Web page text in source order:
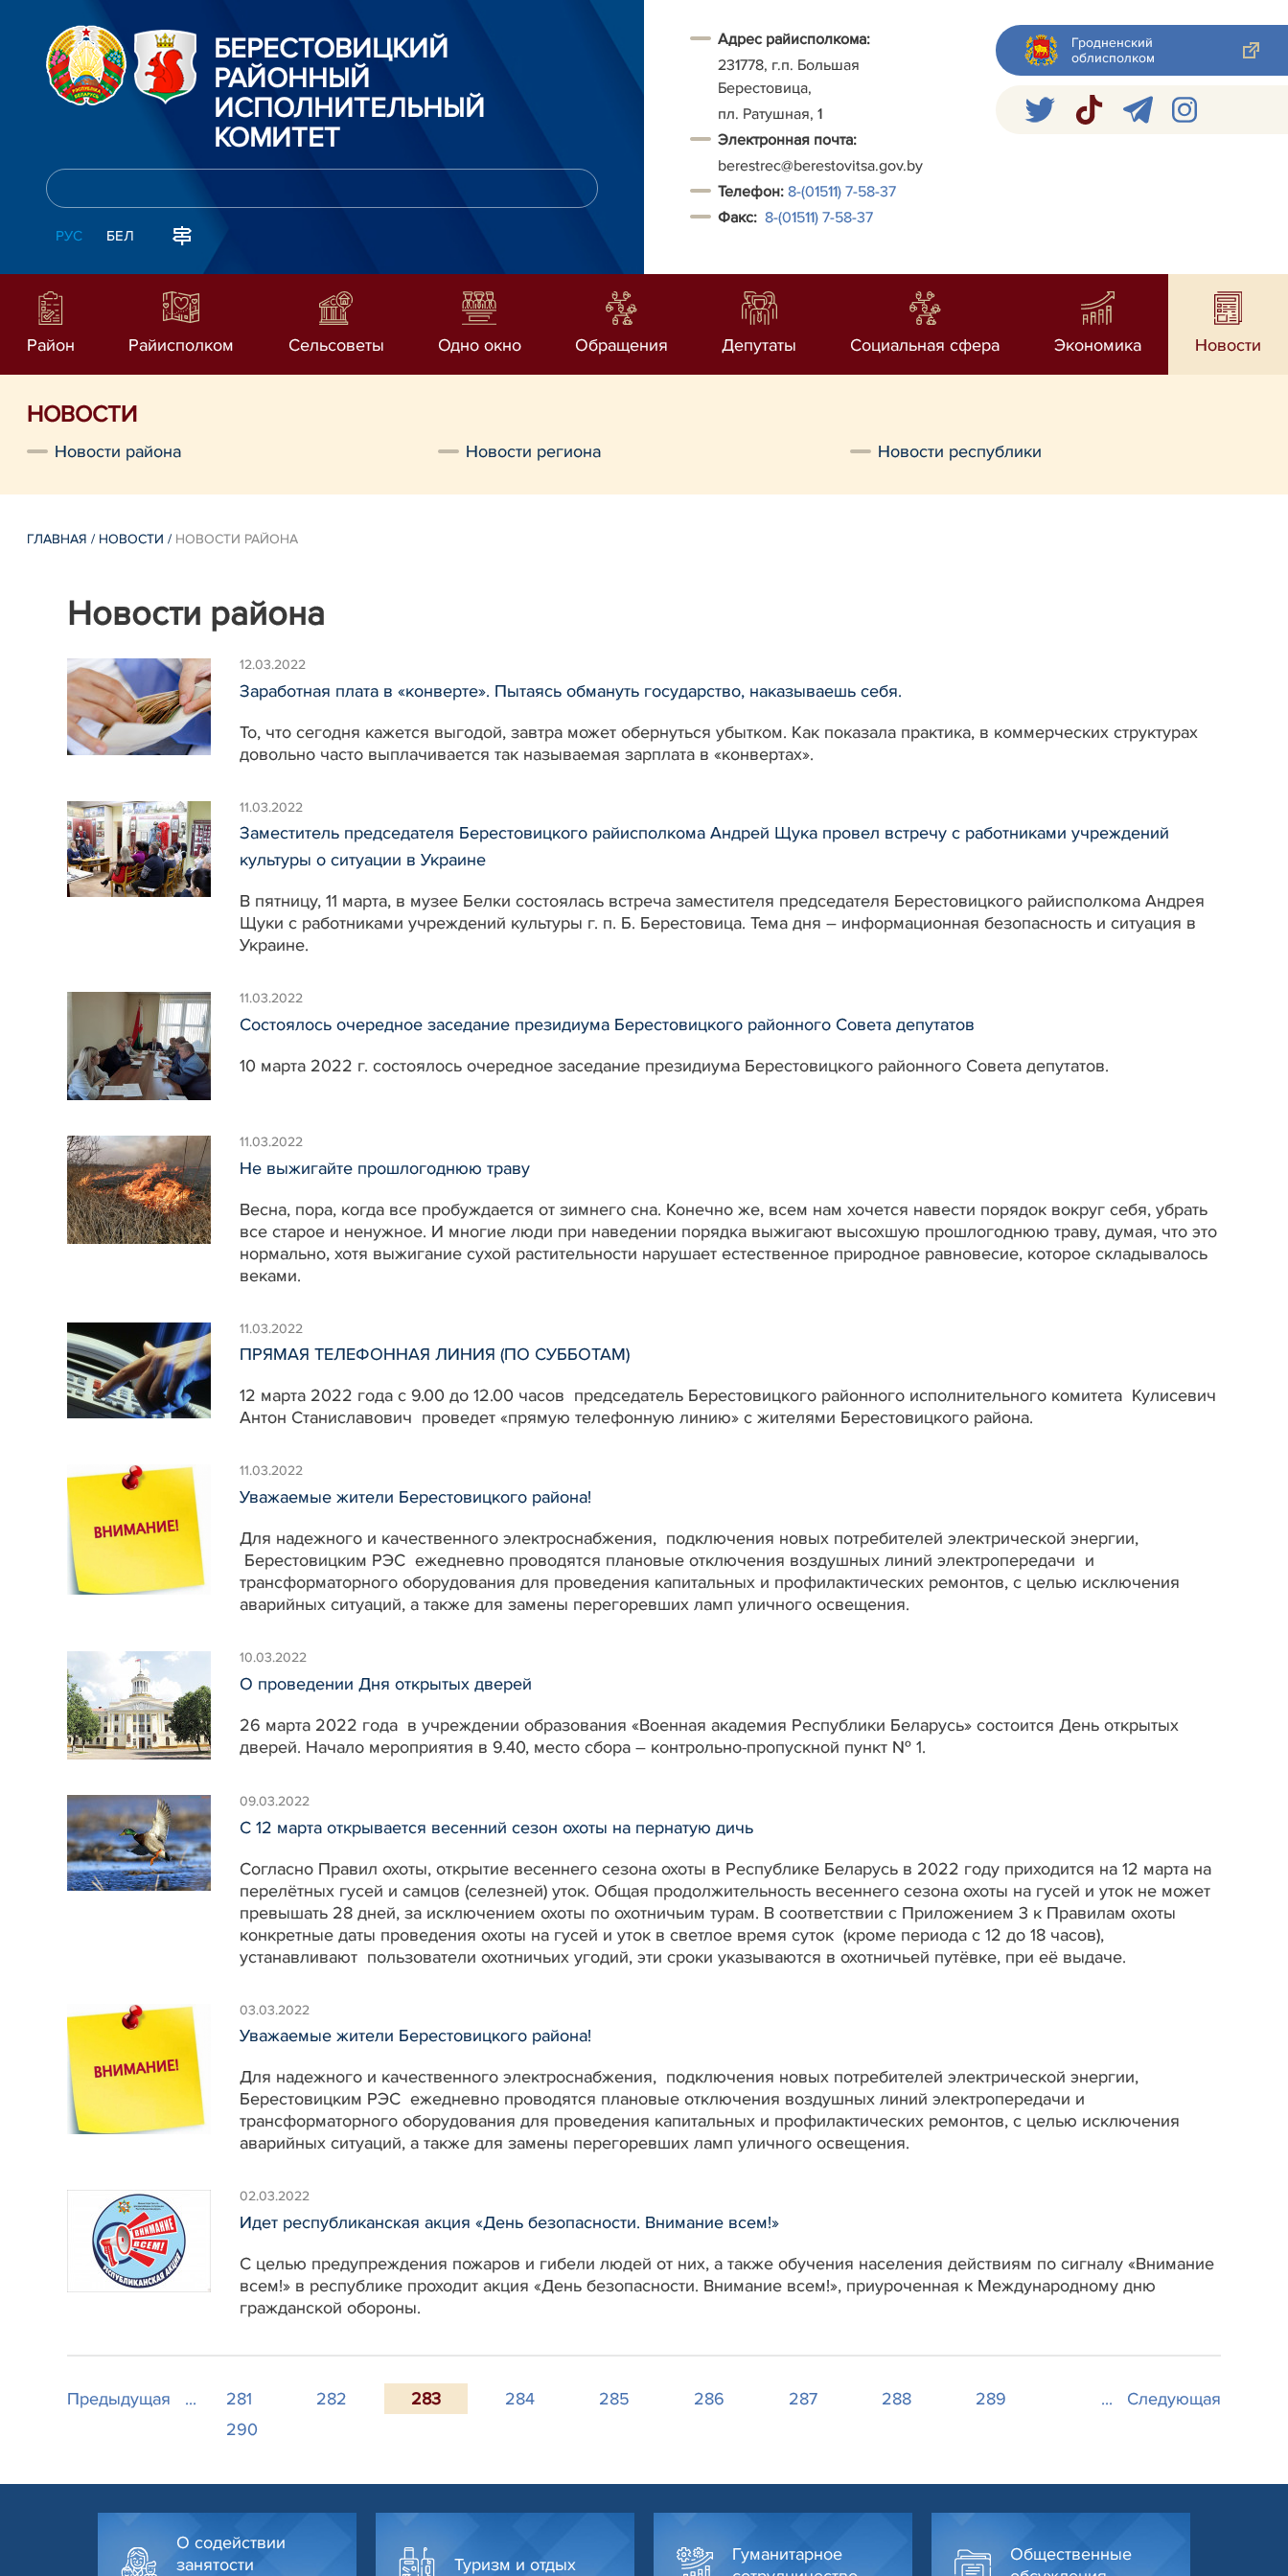
БЕРЕСТОВИЦКИЙ
РАЙОННЫЙ
ИСПОЛНИТЕЛЬНЫЙ
КОМИТЕТ
РУС БЕЛ
Адрес райисполкома:
231778, г.п. Большая
Берестовица,
пл. Ратушная, 1
Электронная почта:
berestrec@berestovitsa.gov.by
Телефон: 8-(01511) 7-58-37
Факс: 8-(01511) 7-58-37
Гродненский
облисполком
Район Райисполком Сельсоветы Одно окно Обращения Депутаты Социальная сфера Экономика Новости
НОВОСТИ
Новости района Новости региона Новости республики
ГЛАВНАЯ / НОВОСТИ / НОВОСТИ РАЙОНА
Новости района
12.03.2022
Заработная плата в «конверте». Пытаясь обмануть государство, наказываешь себя.
То, что сегодня кажется выгодой, завтра может обернуться убытком. Как показала практика, в коммерческих структурах
довольно часто выплачивается так называемая зарплата в «конвертах».
11.03.2022
Заместитель председателя Берестовицкого райисполкома Андрей Щука провел встречу с работниками учреждений
культуры о ситуации в Украине
В пятницу, 11 марта, в музее Белки состоялась встреча заместителя председателя Берестовицкого райисполкома Андрея
Щуки с работниками учреждений культуры г. п. Б. Берестовица. Тема дня – информационная безопасность и ситуация в
Украине.
11.03.2022
Состоялось очередное заседание президиума Берестовицкого районного Совета депутатов
10 марта 2022 г. состоялось очередное заседание президиума Берестовицкого районного Совета депутатов.
11.03.2022
Не выжигайте прошлогоднюю траву
Весна, пора, когда все пробуждается от зимнего сна. Конечно же, всем нам хочется навести порядок вокруг себя, убрать
все старое и ненужное. И многие люди при наведении порядка выжигают высохшую прошлогоднюю траву, думая, что это
нормально, хотя выжигание сухой растительности нарушает естественное природное равновесие, которое складывалось
веками.
11.03.2022
ПРЯМАЯ ТЕЛЕФОННАЯ ЛИНИЯ (ПО СУББОТАМ)
12 марта 2022 года с 9.00 до 12.00 часов председатель Берестовицкого районного исполнительного комитета Кулисевич
Антон Станиславович проведет «прямую телефонную линию» с жителями Берестовицкого района.
11.03.2022
Уважаемые жители Берестовицкого района!
Для надежного и качественного электроснабжения, подключения новых потребителей электрической энергии,
Берестовицким РЭС ежедневно проводятся плановые отключения воздушных линий электропередачи и
трансформаторного оборудования для проведения капитальных и профилактических ремонтов, с целью исключения
аварийных ситуаций, а также для замены перегоревших ламп уличного освещения.
10.03.2022
О проведении Дня открытых дверей
26 марта 2022 года в учреждении образования «Военная академия Республики Беларусь» состоится День открытых
дверей. Начало мероприятия в 9.40, место сбора – контрольно-пропускной пункт № 1.
09.03.2022
С 12 марта открывается весенний сезон охоты на пернатую дичь
Согласно Правил охоты, открытие весеннего сезона охоты в Республике Беларусь в 2022 году приходится на 12 марта на
перелётных гусей и самцов (селезней) уток. Общая продолжительность весеннего сезона охоты на гусей и уток не может
превышать 28 дней, за исключением охоты по охотничьим турам. В соответствии с Приложением 3 к Правилам охоты
конкретные даты проведения охоты на гусей и уток в светлое время суток (кроме периода с 12 до 18 часов),
устанавливают пользователи охотничьих угодий, эти сроки указываются в охотничьей путёвке, при её выдаче.
03.03.2022
Уважаемые жители Берестовицкого района!
Для надежного и качественного электроснабжения, подключения новых потребителей электрической энергии,
Берестовицким РЭС ежедневно проводятся плановые отключения воздушных линий электропередачи и
трансформаторного оборудования для проведения капитальных и профилактических ремонтов, с целью исключения
аварийных ситуаций, а также для замены перегоревших ламп уличного освещения.
02.03.2022
Идет республиканская акция «День безопасности. Внимание всем!»
С целью предупреждения пожаров и гибели людей от них, а также обучения населения действиям по сигналу «Внимание
всем!» в республике проходит акция «День безопасности. Внимание всем!», приуроченная к Международному дню
гражданской обороны.
Предыдущая ... 281 282 283 284 285 286 287 288
289
290
... Следующая
О содействии
занятости
Туризм и отдых
Гуманитарное
Общественные